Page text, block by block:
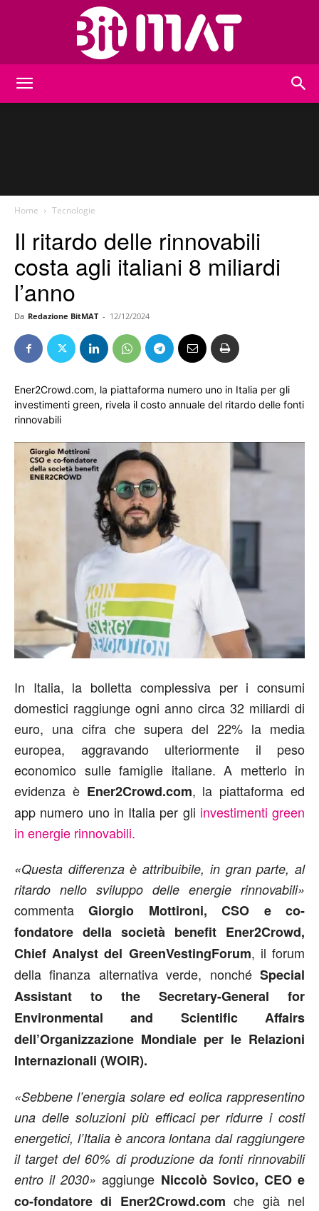
Home Tecnologie
Il ritardo delle rinnovabili
costa agli italiani 8 miliardi
l’anno
Da Redazione BitMAT - 12/12/2024
Ener2Crowd.com, la piattaforma numero uno in Italia per gli
investimenti green, rivela il costo annuale del ritardo delle fonti
rinnovabili
In Italia, la bolletta complessiva per i consumi
domestici raggiunge ogni anno circa 32 miliardi di
euro, una cifra che supera del 22% la media
europea, aggravando ulteriormente il peso
economico sulle famiglie italiane. A metterlo in
evidenza è Ener2Crowd.com, la piattaforma ed
app numero uno in Italia per gli investimenti green
in energie rinnovabili.
«Questa differenza è attribuibile, in gran parte, al
ritardo nello sviluppo delle energie rinnovabili»
commentaGiorgio Mottironi, CSO e co-
fondatore della società benefit Ener2Crowd,
Chief Analyst del GreenVestingForum, il forum
della finanza alternativa verde, nonché Special
Assistant to the Secretary-General for
Environmental and Scientific Affairs
dell’Organizzazione Mondiale per le Relazioni
Internazionali (WOIR).
«Sebbene l’energia solare ed eolica rappresentino
una delle soluzioni più efficaci per ridurre i costi
energetici, l’Italia è ancora lontana dal raggiungere
il target del 60% di produzione da fonti rinnovabili
entro il 2030»aggiunge Niccolò Sovico, CEO e
co-fondatore di Ener2Crowd.com che già nel